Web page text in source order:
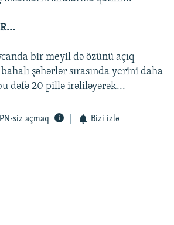
bir meyil də özünü açıq
şəhərlər sırasında yerini daha
dəfə 20 pillə irəliləyərək...
siz açmaq Bizi izlə